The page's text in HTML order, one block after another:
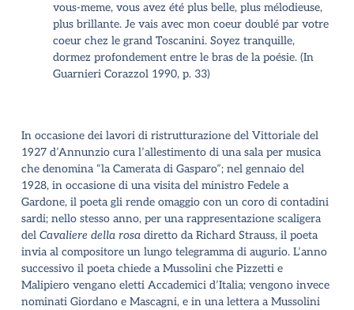
vous-meme, vous avez été plus belle, plus mélodieuse,
plus brillante. Je vais avec mon coeur doublé par votre
coeur chez le grand Toscanini. Soyez tranquille,
dormez profondement entre le bras de la poésie. (In
Guarnieri Corazzol 1990, p. 33)
In occasione dei lavori di ristrutturazione del Vittoriale del
1927 d’Annunzio cura l’allestimento di una sala per musica
che denomina “la Camerata di Gasparo”; nel gennaio del
1928, in occasione di una visita del ministro Fedele a
Gardone, il poeta gli rende omaggio con un coro di contadini
sardi; nello stesso anno, per una rappresentazione scaligera
del Cavaliere della rosadiretto da Richard Strauss, il poeta
invia al compositore un lungo telegramma di augurio. L’anno
successivo il poeta chiede a Mussolini che Pizzetti e
Malipiero vengano eletti Accademici d’Italia; vengono invece
nominati Giordano e Mascagni, e in una lettera a Mussolini